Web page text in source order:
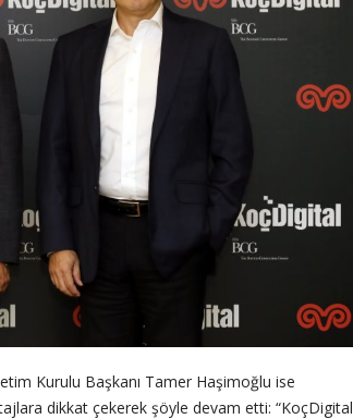
Kurulu Başkanı Tamer Haşimoğlu ise
dikkat çekerek şöyle devam etti: “KoçDigital